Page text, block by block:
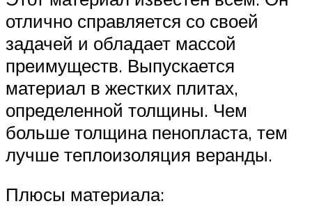
отлично справляется со своей
задачей и обладает массой
преимуществ. Выпускается
материал в жестких плитах,
определенной толщины. Чем
больше толщина пенопласта, тем
лучше теплоизоляция веранды.
Плюсы материала: